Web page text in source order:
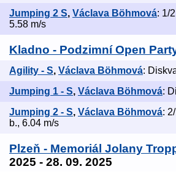
Jumping 2 S, Václava Böhmová: 1/
5.58 m/s
Kladno - Podzimní Open
Agility - S, Václava Böhmová:
Jumping 1 - S, Václava Böhmová:
Jumping 2 - S, Václava Böhmová:
b., 6.04 m/s
Plzeň - Memoriál Jolany
2025 - 28. 09. 2025